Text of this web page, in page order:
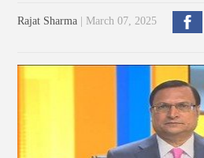
Rajat Sharma | March 07, 2025